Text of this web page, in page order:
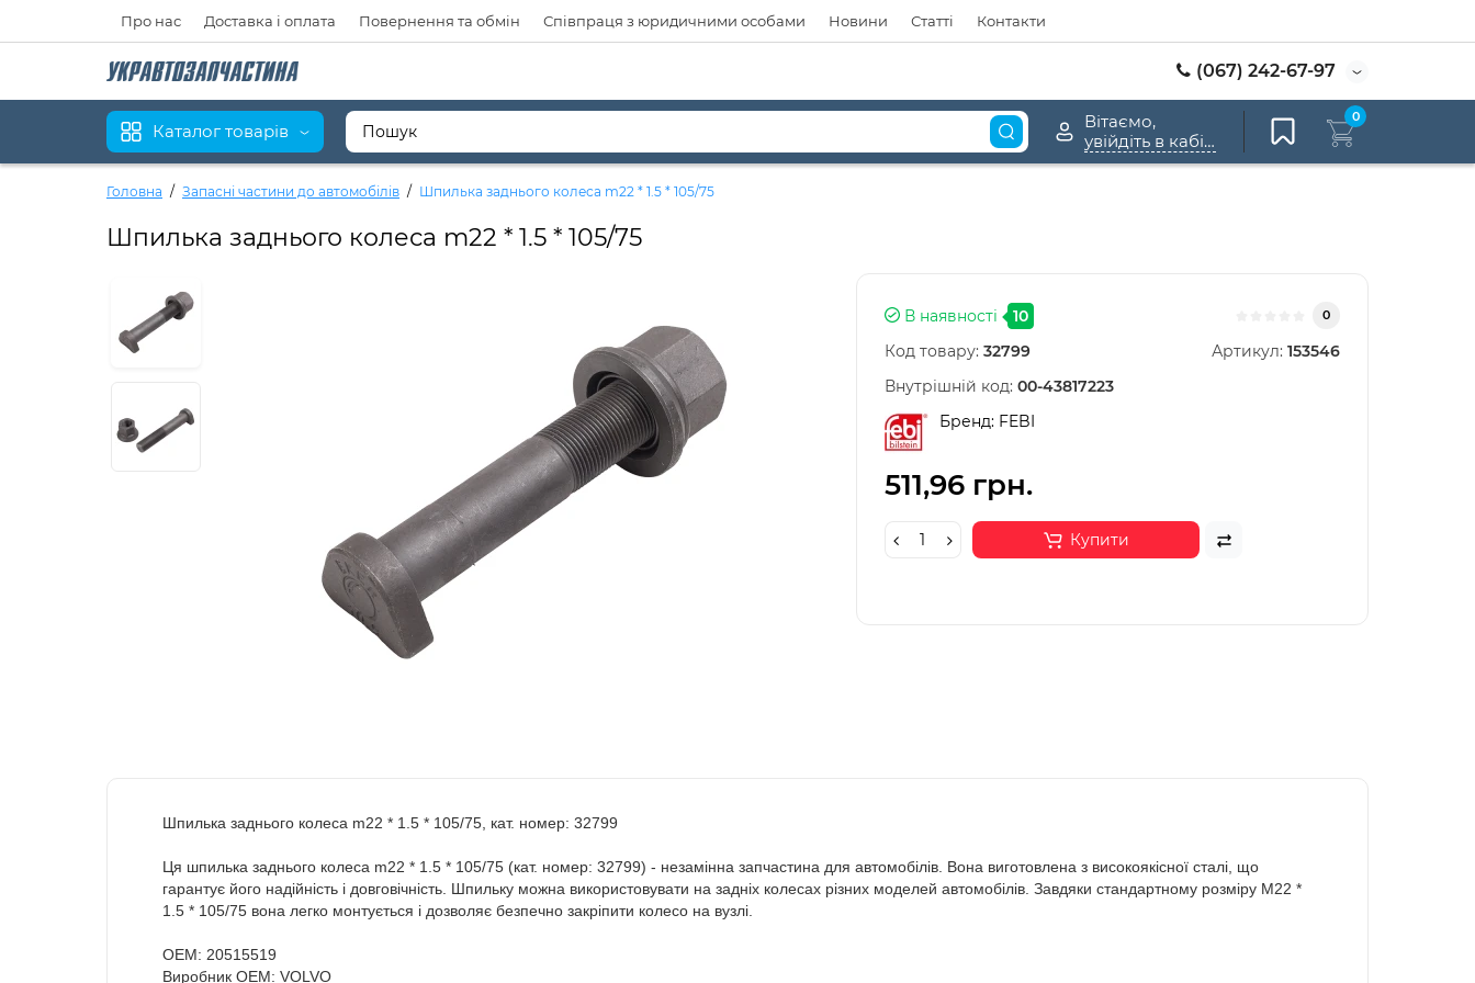
Про нас Доставка і оплата Повернення та обмін Співпраця з юридичними особами Новини Статті Контакти
(067) 242-67-97
Каталог товарів
Вітаємо,
увійдіть в кабінет
0
Головна Запасні частини до автомобілів Шпилька заднього колеса m22 * 1.5 * 105/75
Шпилька заднього колеса m22 * 1.5 * 105/75
В наявності 10 0
Код товару: 32799 Артикул: 153546
Внутрішній код: 00-43817223
Бренд: FEBI
511,96 грн.
Купити
Шпилька заднього колеса m22 * 1.5 * 105/75, кат. номер: 32799
Ця шпилька заднього колеса m22 * 1.5 * 105/75 (кат. номер: 32799) - незамінна запчастина для автомобілів. Вона виготовлена з високоякісної сталі, що
гарантує його надійність і довговічність. Шпильку можна використовувати на задніх колесах різних моделей автомобілів. Завдяки стандартному розміру M22 *
1.5 * 105/75 вона легко монтується і дозволяє безпечно закріпити колесо на вузлі.
OEM: 20515519
Виробник OEM: VOLVO